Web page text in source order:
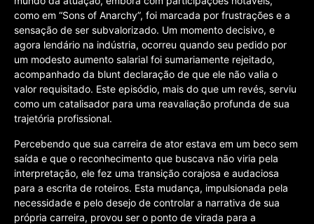
como em “Sons of Anarchy”, foi marcada por frustrações e a
sensação de ser subvalorizado. Um momento decisivo, e
agora lendário na indústria, ocorreu quando seu pedido por
um modesto aumento salarial foi sumariamente rejeitado,
acompanhado da blunt declaração de que ele não valia o
valor requisitado. Este episódio, mais do que um revés, serviu
como um catalisador para uma reavaliação profunda de sua
trajetória profissional.
Percebendo que sua carreira de ator estava em um beco sem
saída e que o reconhecimento que buscava não viria pela
interpretação, ele fez uma transição corajosa e audaciosa
para a escrita de roteiros. Esta mudança, impulsionada pela
necessidade e pelo desejo de controlar a narrativa de sua
própria carreira, provou ser o ponto de virada para a